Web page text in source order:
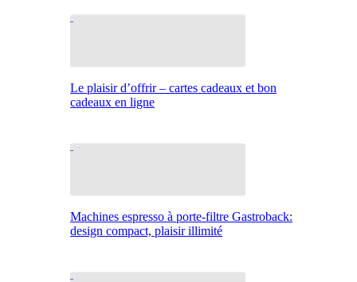
Le plaisir d’offrir – cartes cadeaux et bon
cadeaux en ligne
Machines espresso à porte-filtre Gastroback:
design compact, plaisir illimité